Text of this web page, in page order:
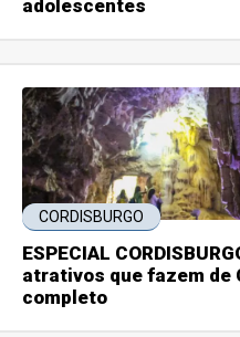
adolescentes
CORDISBURGO
ESPECIAL
atrativos que fazem de
completo